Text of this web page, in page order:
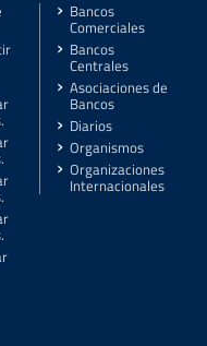
Bancos
Comerciales
Bancos
Centrales
Asociaciones de
Bancos
Diarios
Organismos
Organizaciones
Internacionales